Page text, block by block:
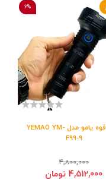
6%
چراغ قوه یامو مدل YEMAO YM-
F99-9
4,800,000
4,512,000 تومان